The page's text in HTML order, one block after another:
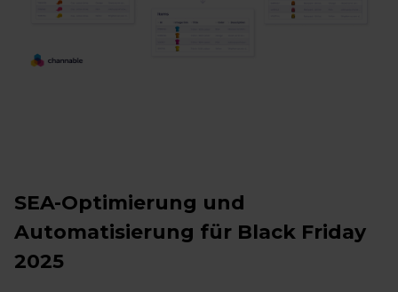
SEA-Optimierung und
Automatisierung für Black Friday
2025